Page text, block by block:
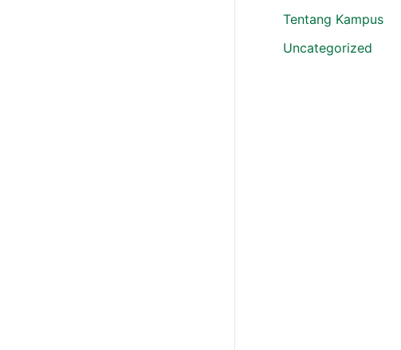
Tentang Kampus
Uncategorized